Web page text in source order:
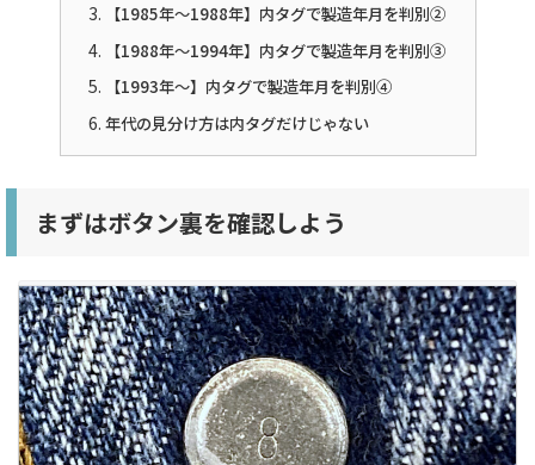
【1985年〜1988年】内タグで製造年月を判別②
【1988年〜1994年】内タグで製造年月を判別③
【1993年〜】内タグで製造年月を判別④
年代の見分け方は内タグだけじゃない
まずはボタン裏を確認しよう